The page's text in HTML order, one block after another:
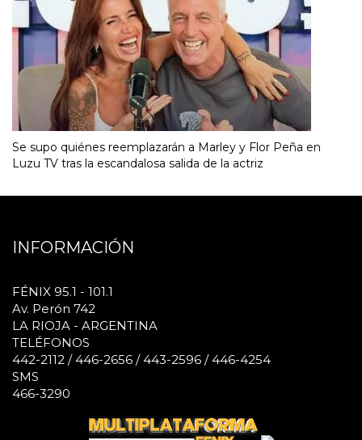
Se supo quiénes reemplazarán a Marley y Flor Peña en
Luzu TV tras la escandalosa salida de la actriz
INFORMACIÓN
FÉNIX 95.1 - 101.1
Av. Perón 742
LA RIOJA - ARGENTINA
TELÉFONOS
442-2112 / 446-2656 / 443-2596 / 446-4254
SMS
466-3290